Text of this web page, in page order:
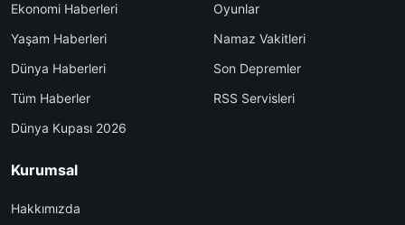
Ekonomi Haberleri
Yaşam Haberleri
Dünya Haberleri
Tüm Haberler
Dünya Kupası 2026
Oyunlar
Namaz Vakitleri
Son Depremler
RSS Servisleri
Kurumsal
Hakkımızda